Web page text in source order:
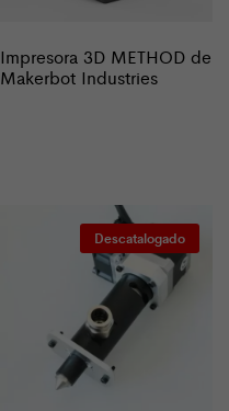
Impresora 3D METHOD de
Makerbot Industries
Descatalogado